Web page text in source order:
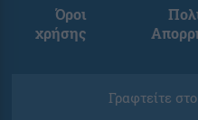
Όροι
χρήσης
Γραφτείτε